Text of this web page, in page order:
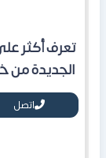
تعرف أكثر
الجديدة من خلال
اتصل